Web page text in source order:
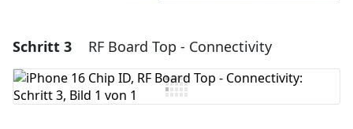
Einen Kommentar hinzufügen
Kommentar hinzufügen
Schritt 3 RF Board Top - Connectivity